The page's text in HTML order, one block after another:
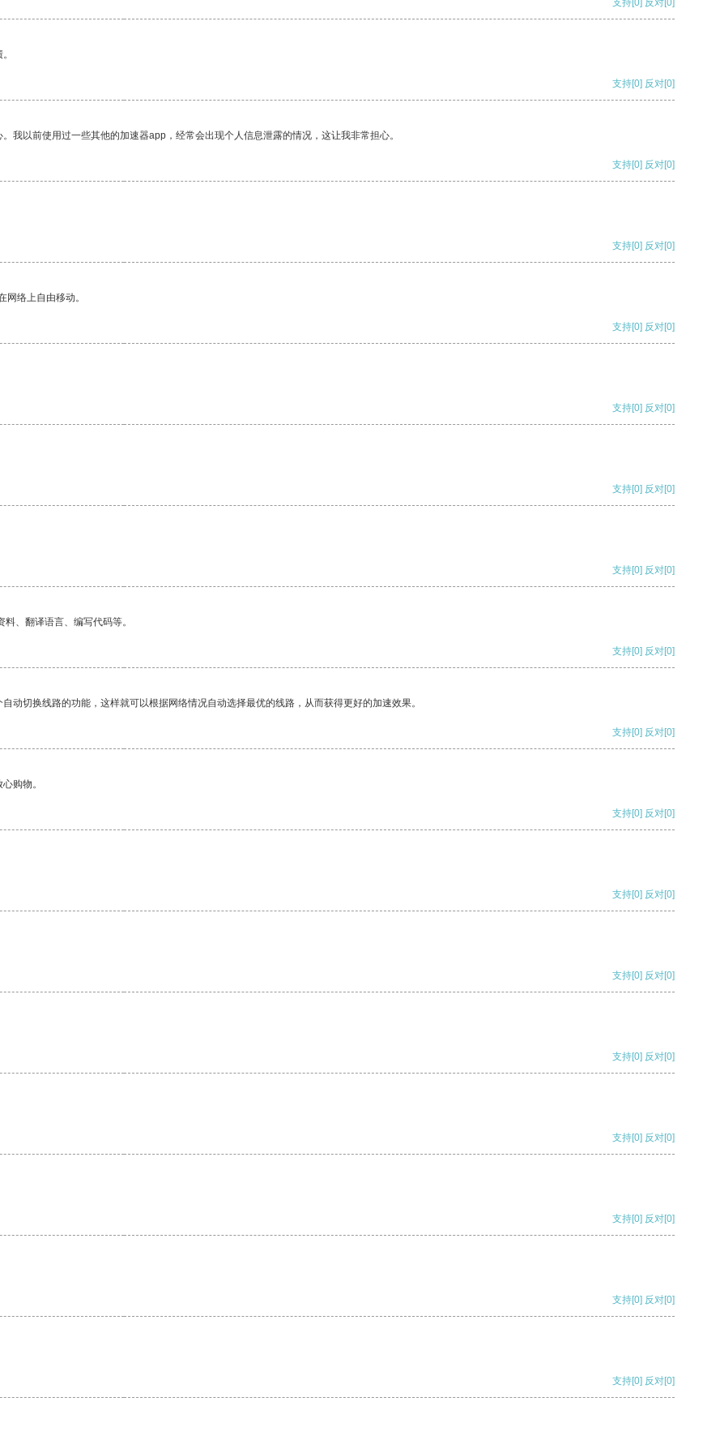
支持 [0] 反对 [0]
支持[0] 反对[0]
我以前使用过一些其他的加速器app，经常会出现个人信息泄露的情况，这让我非常担心。
支持[0] 反对[0]
支持[0] 反对[0]
络上自由移动。
支持[0] 反对[0]
支持[0] 反对[0]
支持[0] 反对[0]
支持[0] 反对[0]
、翻译语言、编写代码等。
支持[0] 反对[0]
动切换线路的功能，这样就可以根据网络情况自动选择最优的线路，从而获得更好的加速效果。
支持[0] 反对[0]
购物。
支持[0] 反对[0]
支持[0] 反对[0]
支持[0] 反对[0]
支持[0] 反对[0]
支持[0] 反对[0]
支持[0] 反对[0]
支持[0] 反对[0]
支持[0] 反对[0]